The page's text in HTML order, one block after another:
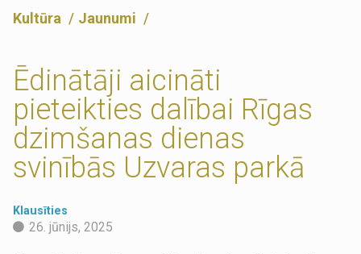
Kultūra Jaunumi
Ēdinātāji aicināti
pieteikties dalībai Rīgas
dzimšanas dienas
svinībās Uzvaras parkā
Klausīties
26. jūnijs, 2025